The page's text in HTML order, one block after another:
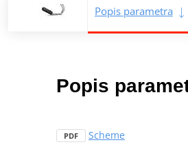
Popis parametra
Popis
PDF Scheme